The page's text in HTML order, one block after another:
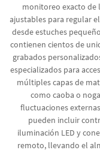
monitoreo exacto de
ajustables para regular
desde estuches
contienen cientos de
grabados
especializados para
múltiples capas de
como caoba o
fluctuaciones
pueden incluir
iluminación LED y
remoto, llevando el